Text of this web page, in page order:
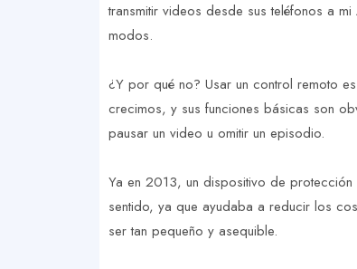
transmitir videos desde sus teléfonos a
modos.
¿Y por qué no? Usar un control remoto
crecimos, y sus funciones básicas son
pausar un video u omitir un episodio.
Ya en 2013, un dispositivo de
sentido, ya que ayudaba a reducir los
ser tan pequeño y asequible.